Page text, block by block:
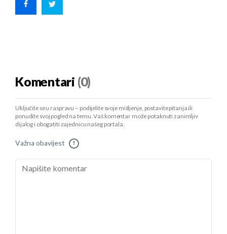
Komentari (0)
Uključite se u raspravu – podijelite svoje mišljenje, postavite pitanja ili
ponudite svoj pogled na temu. Vaš komentar može potaknuti zanimljiv
dijalog i obogatiti zajednicu našeg portala.
Važna obavijest !